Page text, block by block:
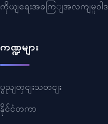
ကိုယျရေးအခကြျအလကျမူဝါဒ
ကဏ္ဍများ
ပွညျတှငျးသတငျး
နိုင်ငံတကာ